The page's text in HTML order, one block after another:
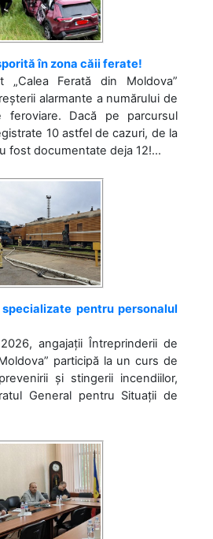
în zona căii ferate!
„Calea Ferată din Moldova”
alarmante a numărului de
feroviare. Dacă pe parcursul
10 astfel de cazuri, de la
fost documentate deja 12!...
pentru personalul
angajații Întreprinderii de
participă la un curs de
și stingerii incendiilor,
General pentru Situații de